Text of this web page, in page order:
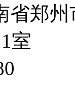
省郑
室